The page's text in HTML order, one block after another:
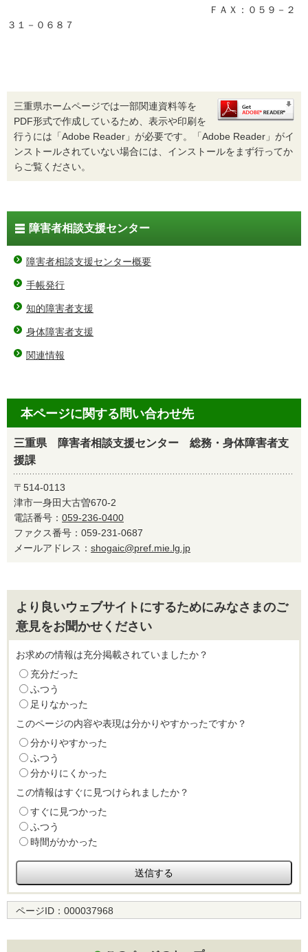
ＦＡＸ：０５９－２
３１－０６８７
三重県ホームページでは一部関連資料等を
PDF形式で作成しているため、表示や印刷を
行うには「Adobe Reader」が必要です。「Adobe Reader」がイ
ンストールされていない場合には、インストールをまず行ってか
らご覧ください。
障害者相談支援センター
障害者相談支援センター概要
手帳発行
知的障害者支援
身体障害者支援
関連情報
本ページに関する問い合わせ先
三重県 障害者相談支援センター 総務・身体障害者支
援課
〒514-0113
津市一身田大古曽670-2
電話番号： 059-236-0400
ファクス番号：059-231-0687
メールアドレス： shogaic@pref.mie.lg.jp
より良いウェブサイトにするためにみなさまのご
意見をお聞かせください
お求めの情報は充分掲載されていましたか？
充分だった
ふつう
足りなかった
このページの内容や表現は分かりやすかったですか？
分かりやすかった
ふつう
分かりにくかった
この情報はすぐに見つけられましたか？
すぐに見つかった
ふつう
時間がかかった
ページID： 000037968